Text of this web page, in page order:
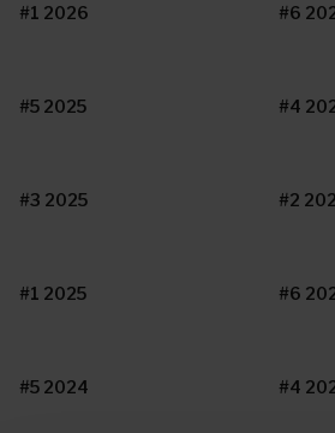
#1 2026 #6
#5 2025 #4
#3 2025 #2
#1 2025 #6
#5 2024 #4